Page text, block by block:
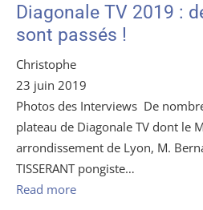
Diagonale TV 2019 :
sont passés !
Christophe
23 juin 2019
Photos des Interviews De
plateau de Diagonale TV dont le
arrondissement de Lyon, M.
TISSERANT pongiste…
Read more